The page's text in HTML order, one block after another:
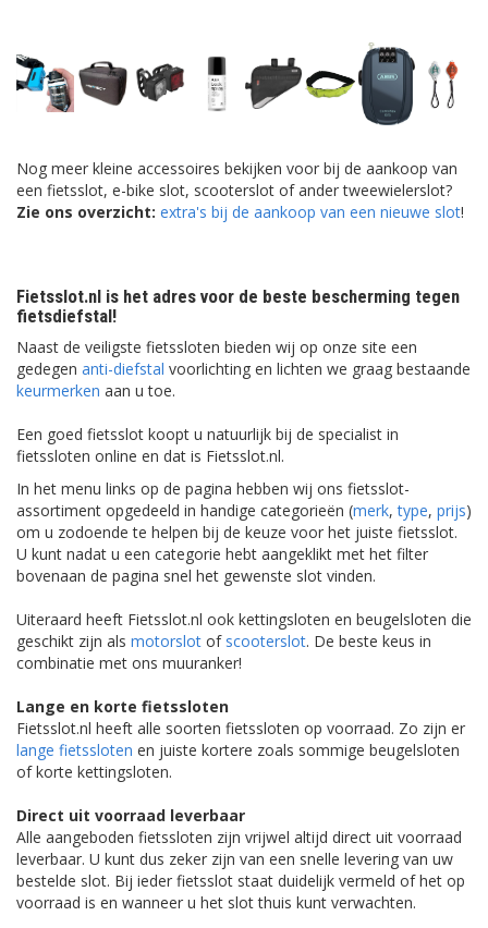
Nog meer kleine accessoires bekijken voor bij de aankoop van
een fietsslot, e-bike slot, scooterslot of ander tweewielerslot?
Zie ons overzicht: extra's bij de aankoop van een nieuwe slot!
Fietsslot.nl is het adres voor de beste bescherming tegen
fietsdiefstal!
Naast de veiligste fietssloten bieden wij op onze site een
gedegen anti-diefstal voorlichting en lichten we graag bestaande
keurmerken aan u toe.
Een goed fietsslot koopt u natuurlijk bij de specialist in
fietssloten online en dat is Fietsslot.nl.
In het menu links op de pagina hebben wij ons fietsslot-
assortiment opgedeeld in handige categorieën (merk,type, prijs)
om u zodoende te helpen bij de keuze voor het juiste fietsslot.
U kunt nadat u een categorie hebt aangeklikt met het filter
bovenaan de pagina snel het gewenste slot vinden.
Uiteraard heeft Fietsslot.nl ook kettingsloten en beugelsloten die
geschikt zijn als motorslot of scooterslot. De beste keus in
combinatie met ons muuranker!
Lange en korte fietssloten
Fietsslot.nl heeft alle soorten fietssloten op voorraad. Zo zijn er
lange fietssloten en juiste kortere zoals sommige beugelsloten
of korte kettingsloten.
Direct uit voorraad leverbaar
Alle aangeboden fietssloten zijn vrijwel altijd direct uit voorraad
leverbaar. U kunt dus zeker zijn van een snelle levering van uw
bestelde slot. Bij ieder fietsslot staat duidelijk vermeld of het op
voorraad is en wanneer u het slot thuis kunt verwachten.